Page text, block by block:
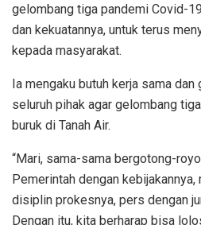
gelombang tiga pandemi Covid-
dan kekuatannya, untuk terus
kepada masyarakat.
Ia mengaku butuh kerja sama
seluruh pihak agar gelombang
buruk di Tanah Air.
“Mari, sama-sama bergotong-
Pemerintah dengan kebijakannya,
disiplin prokesnya, pers dengan
Dengan itu, kita berharap bisa